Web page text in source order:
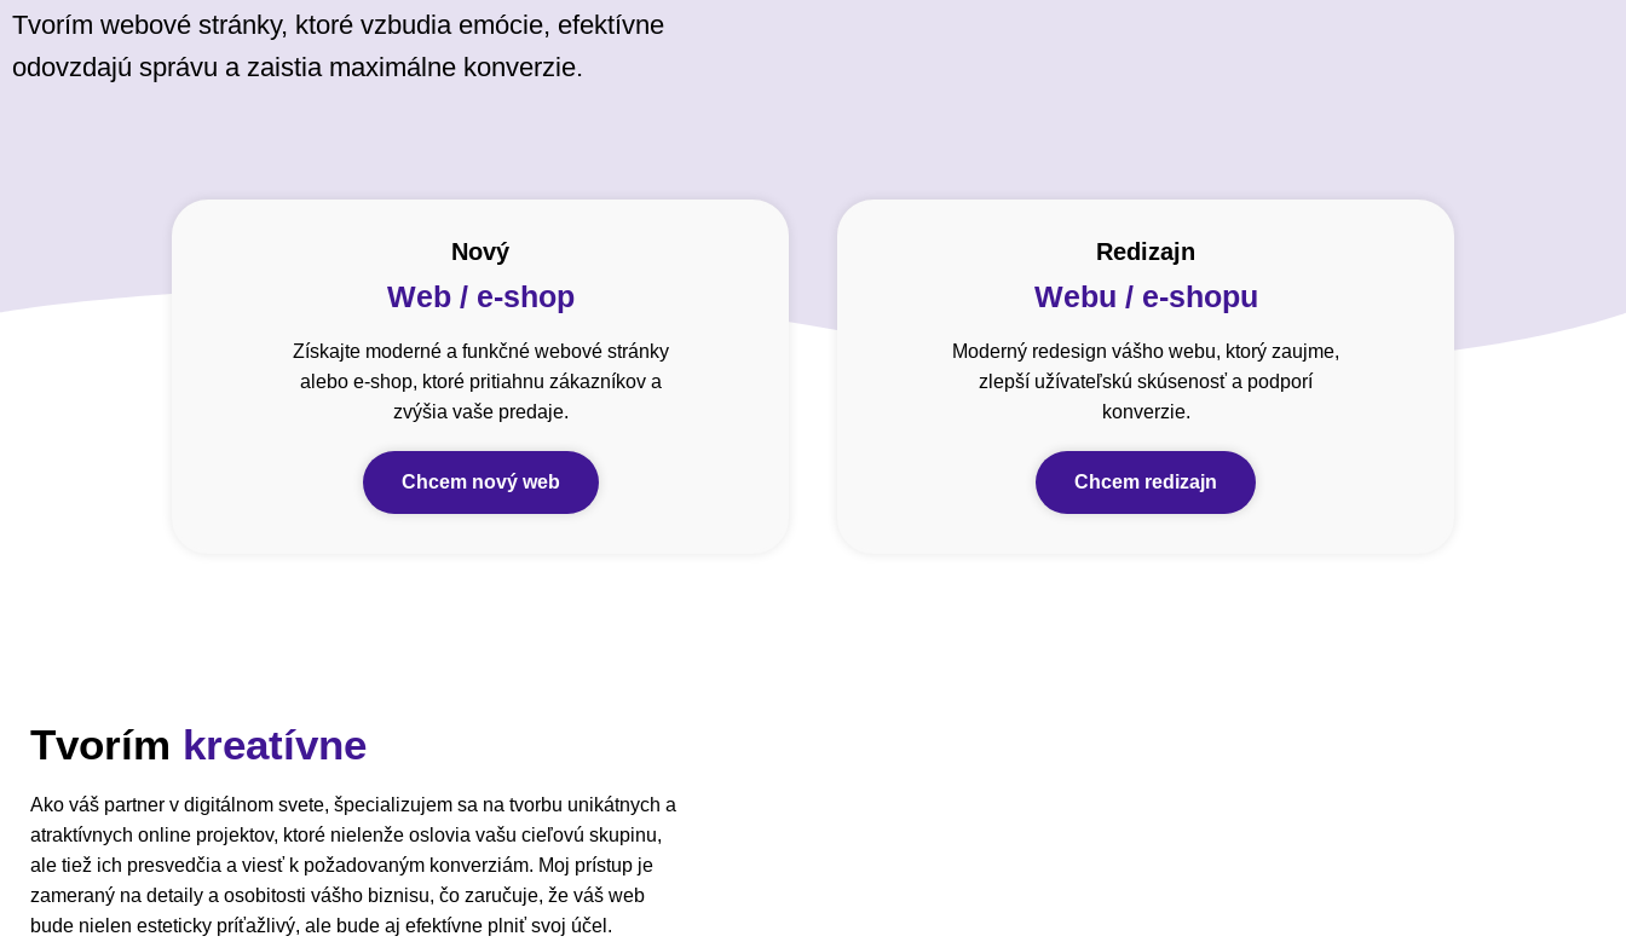
Tvorím webové stránky, ktoré vzbudia emócie, efektívne
odovzdajú správu a zaistia maximálne konverzie.
Nový
Web / e-shop
Získajte moderné a funkčné webové stránky
alebo e-shop, ktoré pritiahnu zákazníkov a
zvýšia vaše predaje.
Chcem nový web
Redizajn
Webu / e-shopu
Moderný redesign vášho webu, ktorý zaujme,
zlepší užívateľskú skúsenosť a podporí
konverzie.
Chcem redizajn
Tvorím kreatívne
Ako váš partner v digitálnom svete, špecializujem sa na tvorbu unikátnych a
atraktívnych online projektov, ktoré nielenže oslovia vašu cieľovú skupinu,
ale tiež ich presvedčia a viesť k požadovaným konverziám. Moj prístup je
zameraný na detaily a osobitosti vášho biznisu, čo zaručuje, že váš web
bude nielen esteticky príťažlivý, ale bude aj efektívne plniť svoj účel.